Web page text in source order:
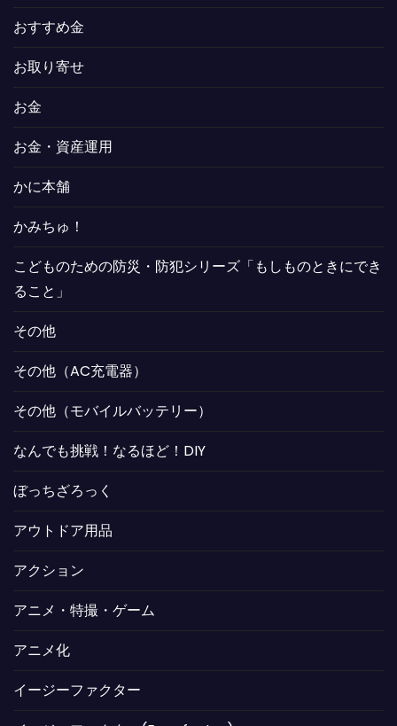
おすすめ金
お取り寄せ
お金
お金・資産運用
かに本舗
かみちゅ！
こどものための防災・防犯シリーズ「もしものときにでき
ること」
その他
その他（AC充電器）
その他（モバイルバッテリー）
なんでも挑戦！なるほど！DIY
ぼっちざろっく
アウトドア用品
アクション
アニメ・特撮・ゲーム
アニメ化
イージーファクター